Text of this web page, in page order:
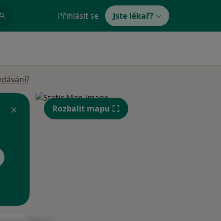
Přihlásit se Jste lékař?
Rozbalit mapu